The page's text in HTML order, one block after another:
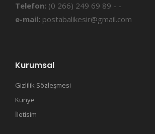
Telefon: (0 266) 249 69 89 - -
e-mail: postabalikesir@gmail.com
Kurumsal
Gizlilik Sözleşmesi
Künye
İletisim